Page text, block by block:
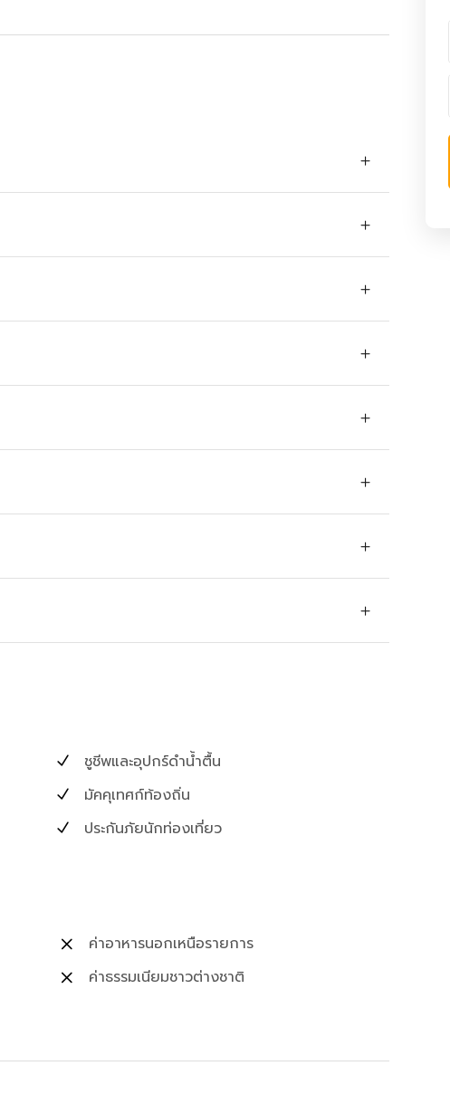
ชูชีพและอุปกร์ดำน้ำตื้น
มัคคุเทศก์ท้องถิ่น
ประกันภัยนักท่องเที่ยว
ค่าอาหารนอกเหนือรายการ
ค่าธรรมเนียมชาวต่างชาติ